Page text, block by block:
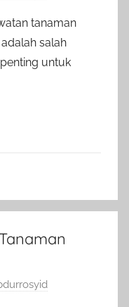
tanaman
salah
untuk